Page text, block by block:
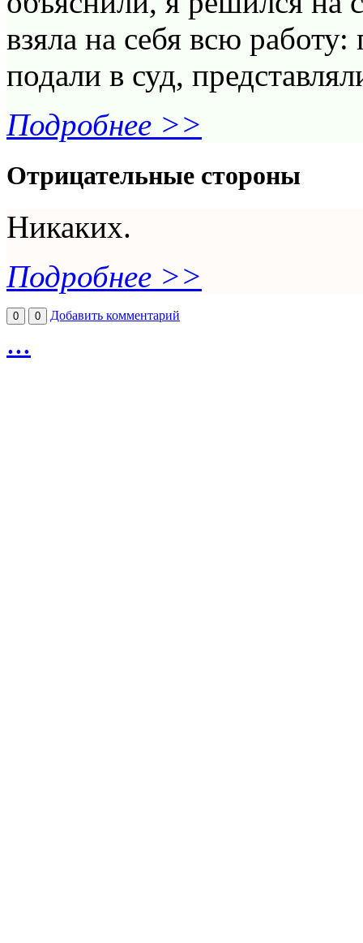
взяла на себя всю
подали в суд,
Подробнее >>
Отрицательные стороны
Никаких.
Подробнее >>
0 0 Добавить комментарий
...